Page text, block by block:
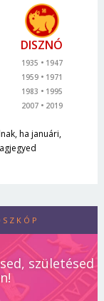
DISZNÓ
1935
1947
1959
1971
1983
1995
2007
2019
ha januári,
születésed